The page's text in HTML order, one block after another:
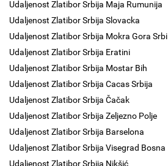
Udaljenost Zlatibor Srbija Maja Rumunija
Udaljenost Zlatibor Srbija Slovacka
Udaljenost Zlatibor Srbija Mokra Gora Srbi
Udaljenost Zlatibor Srbija Eratini
Udaljenost Zlatibor Srbija Mostar Bih
Udaljenost Zlatibor Srbija Cacas Srbija
Udaljenost Zlatibor Srbija Čačak
Udaljenost Zlatibor Srbija Zeljezno Polje
Udaljenost Zlatibor Srbija Barselona
Udaljenost Zlatibor Srbija Visegrad Bosna
Udaljenost Zlatibor Srbija Nikšić